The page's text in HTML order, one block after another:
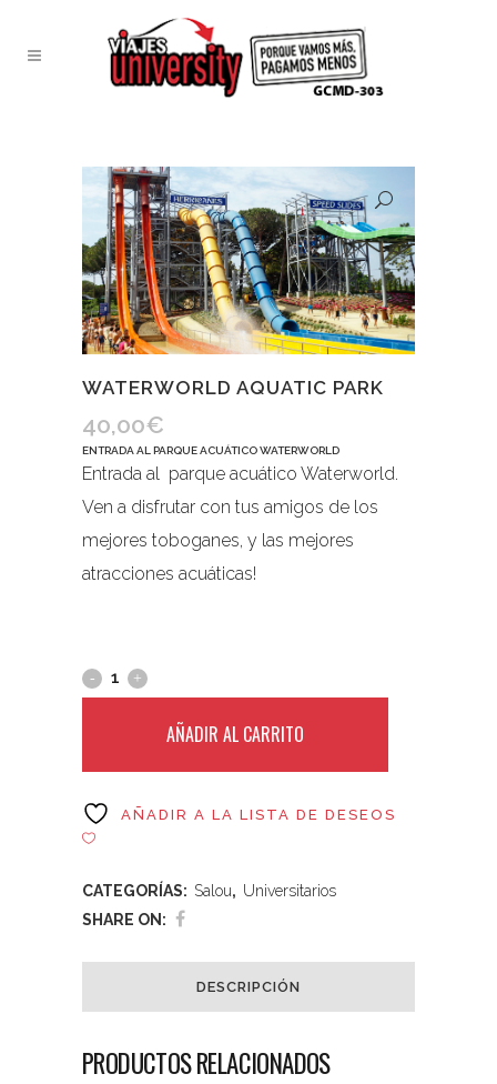
WATERWORLD AQUATIC PARK
40,00€
ENTRADA AL PARQUE ACUÁTICO WATERWORLD
Entrada al parque acuático Waterworld.
Ven a disfrutar con tus amigos de los
mejores toboganes, y las mejores
atracciones acuáticas!
AÑADIR AL CARRITO
AÑADIR A LA LISTA DE DESEOS
CATEGORÍAS: Salou, Universitarios
SHARE ON:
DESCRIPCIÓN
PRODUCTOS RELACIONADOS